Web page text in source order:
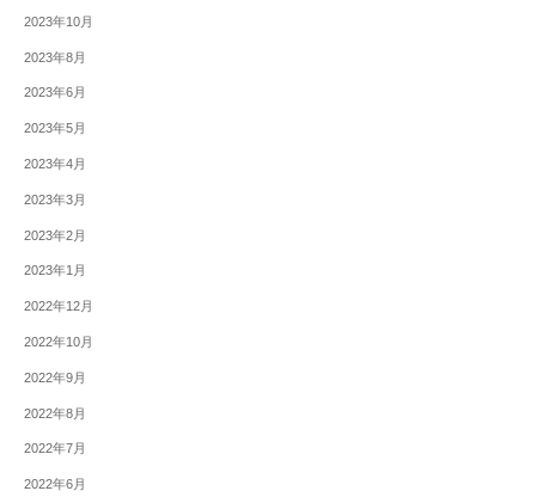
2023年10月
2023年8月
2023年6月
2023年5月
2023年4月
2023年3月
2023年2月
2023年1月
2022年12月
2022年10月
2022年9月
2022年8月
2022年7月
2022年6月